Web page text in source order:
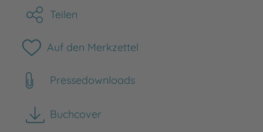
Teilen
Auf den Merkzettel
Pressedownloads
Buchcover
herunterladen